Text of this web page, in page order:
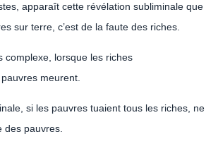
apparaît cette révélation subliminale que
sur terre, c’est de la faute des riches.
complexe, lorsque les riches
meurent.
si les pauvres tuaient tous les riches, ne
des pauvres.